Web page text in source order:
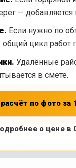
— добавляется
Если нужно по
общий цикл работ
Удалённые
в смете.
по фото за
о цене в